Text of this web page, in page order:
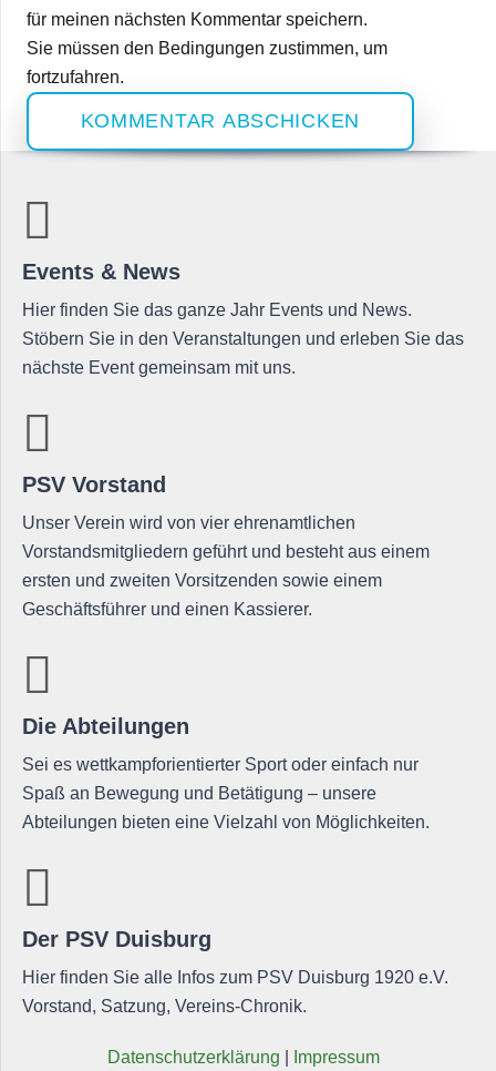
für meinen nächsten Kommentar speichern.
Sie müssen den Bedingungen zustimmen, um
fortzufahren.
KOMMENTAR ABSCHICKEN
Events & News
Hier finden Sie das ganze Jahr Events und News.
Stöbern Sie in den Veranstaltungen und erleben Sie das
nächste Event gemeinsam mit uns.
PSV Vorstand
Unser Verein wird von vier ehrenamtlichen
Vorstandsmitgliedern geführt und besteht aus einem
ersten und zweiten Vorsitzenden sowie einem
Geschäftsführer und einen Kassierer.
Die Abteilungen
Sei es wettkampforientierter Sport oder einfach nur
Spaß an Bewegung und Betätigung – unsere
Abteilungen bieten eine Vielzahl von Möglichkeiten.
Der PSV Duisburg
Hier finden Sie alle Infos zum PSV Duisburg 1920 e.V.
Vorstand, Satzung, Vereins-Chronik.
Daten­schutz­er­klä­rung Impres­sum